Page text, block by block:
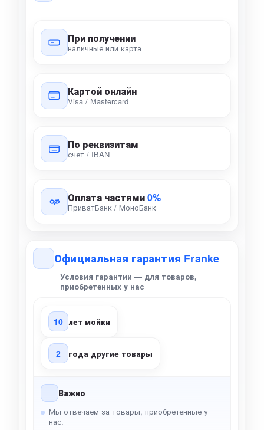
При получении
наличные или карта
Картой онлайн
Visa / Mastercard
По реквизитам
счет / IBAN
Оплата частями0%
ПриватБанк / МоноБанк
Официальная гарантия Franke
Условия гарантии — для товаров,
приобретенных у нас
10 лет мойки
2 года другие товары
Важно
Мы отвечаем за товары, приобретенные у
нас.